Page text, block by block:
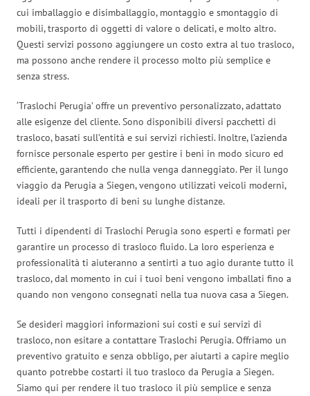
cui imballaggio e disimballaggio, montaggio e smontaggio di
mobili, trasporto di oggetti di valore o delicati, e molto altro.
Questi servizi possono aggiungere un costo extra al tuo trasloco,
ma possono anche rendere il processo molto più semplice e
senza stress.
‘Traslochi Perugia’ offre un preventivo personalizzato, adattato
alle esigenze del cliente. Sono disponibili diversi pacchetti di
trasloco, basati sull’entità e sui servizi richiesti. Inoltre, l’azienda
fornisce personale esperto per gestire i beni in modo sicuro ed
efficiente, garantendo che nulla venga danneggiato. Per il lungo
viaggio da Perugia a Siegen, vengono utilizzati veicoli moderni,
ideali per il trasporto di beni su lunghe distanze.
Tutti i dipendenti di Traslochi Perugia sono esperti e formati per
garantire un processo di trasloco fluido. La loro esperienza e
professionalità ti aiuteranno a sentirti a tuo agio durante tutto il
trasloco, dal momento in cui i tuoi beni vengono imballati fino a
quando non vengono consegnati nella tua nuova casa a Siegen.
Se desideri maggiori informazioni sui costi e sui servizi di
trasloco, non esitare a contattare Traslochi Perugia. Offriamo un
preventivo gratuito e senza obbligo, per aiutarti a capire meglio
quanto potrebbe costarti il tuo trasloco da Perugia a Siegen.
Siamo qui per rendere il tuo trasloco il più semplice e senza